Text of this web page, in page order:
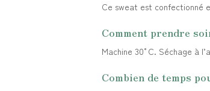
Ce sweat est confectionné
Comment prendre
Machine 30°C. Séchage à
Combien de temps